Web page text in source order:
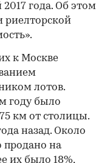
года. Об этом
риелторской
к Москве
лотов.
году было
км от столицы.
назад. Около
продано на
их было 18%,